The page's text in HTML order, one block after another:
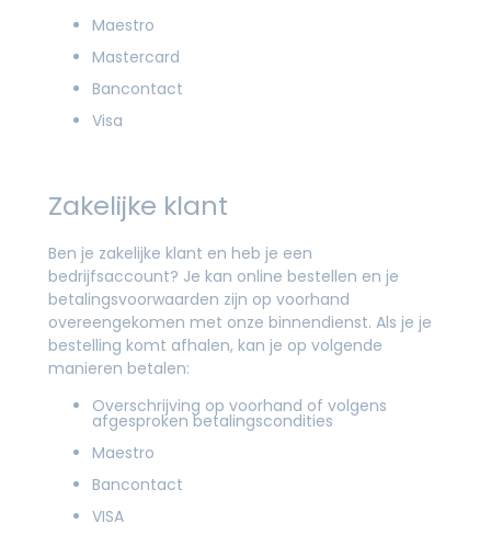
Maestro
Mastercard
Bancontact
Visa
Zakelijke klant
Ben je zakelijke klant en heb je een
bedrijfsaccount? Je kan online bestellen en je
betalingsvoorwaarden zijn op voorhand
overeengekomen met onze binnendienst. Als je je
bestelling komt afhalen, kan je op volgende
manieren betalen:
Overschrijving op voorhand of volgens
afgesproken betalingscondities
Maestro
Bancontact
VISA